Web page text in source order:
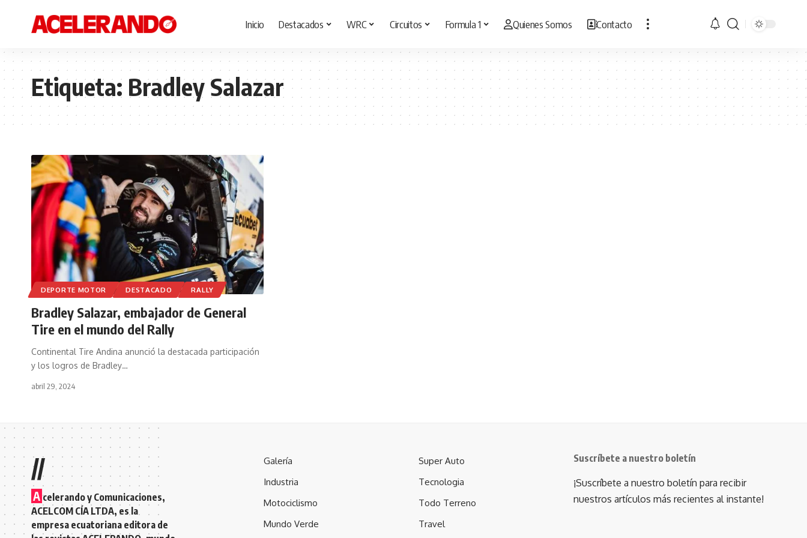
Inicio Destacados WRC Circuitos Formula 1 Quienes Somos Contacto
Etiqueta: Bradley Salazar
DEPORTE MOTOR DESTACADO RALLY
Bradley Salazar, embajador de General
Tire en el mundo del Rally
Continental Tire Andina anunció la destacada participación
y los logros de Bradley…
abril 29, 2024
//
A celerando y Comunicaciones,
ACELCOM CÍA LTDA, es la
empresa ecuatoriana editora de
Galería
Industria
Motociclismo
Mundo Verde
Super Auto
Tecnologia
Todo Terreno
Travel
Suscríbete a nuestro boletín
¡Suscríbete a nuestro boletín para recibir
nuestros artículos más recientes al instante!